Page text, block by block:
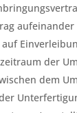
aufeinander
auf
der
dem